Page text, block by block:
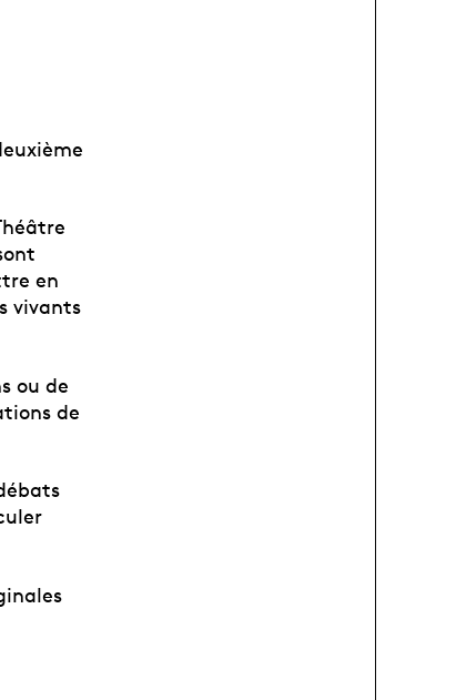
en
vivants
ou de
de